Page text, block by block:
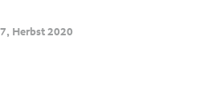
Herbst 2020